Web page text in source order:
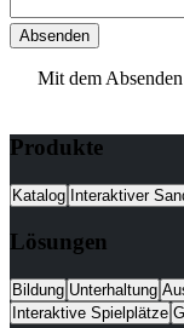
Absenden
Mit dem
Produkte
Katalog Interaktiver
Lösungen
Bildung Unterhaltung
Interaktive Spielplätze